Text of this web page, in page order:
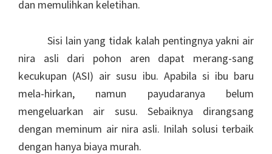
dan memulihkan keletihan.
Sisi lain yang tidak kalah pentingnya yakni air
nira asli dari pohon aren dapat merang-sang
kecukupan (ASI) air susu ibu. Apabila si ibu baru
mela-hirkan, namun payudaranya belum
mengeluarkan air susu. Sebaiknya dirangsang
dengan meminum air nira asli. Inilah solusi terbaik
dengan hanya biaya murah.